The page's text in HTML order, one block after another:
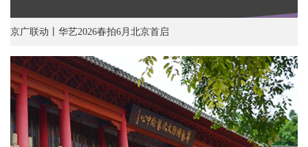
京广联动丨华艺2026春拍6月北京首启